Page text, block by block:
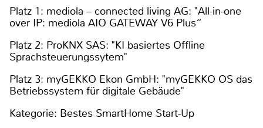
Platz 1: mediola – connected living AG: "All-in-one
over IP: mediola AIO GATEWAY V6 Plus“
Platz 2: ProKNX SAS: "KI basiertes Offline
Sprachsteuerungssytem"
Platz 3: myGEKKO Ekon GmbH: "myGEKKO OS das
Betriebssystem für digitale Gebäude"
Kategorie: Bestes SmartHome Start-Up